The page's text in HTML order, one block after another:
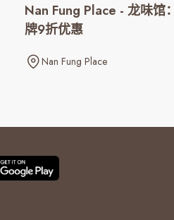
Nan Fung Place - 龙味馆
牌9折优惠
Nan Fung Place